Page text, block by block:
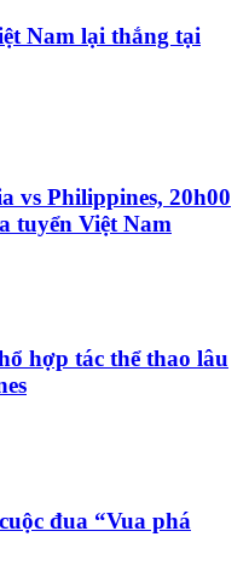
Nam lại thắng tại
vs Philippines, 20h00
tuyển Việt Nam
hợp tác thể thao lâu
đua “Vua phá